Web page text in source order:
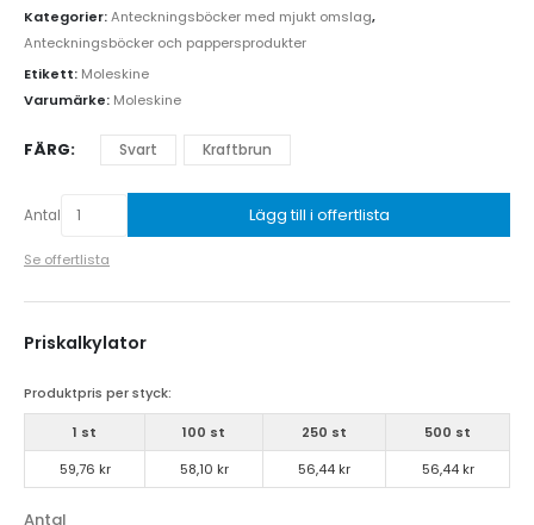
Kategorier:Anteckningsböcker med mjukt omslag,
Anteckningsböcker och pappersprodukter
Etikett: Moleskine
Varumärke: Moleskine
FÄRG Svart Kraftbrun
Antal Lägg till i offertlista
Se offertlista
Priskalkylator
Produktpris per styck:
1 st 100 st 250 st
500 st
59,76 kr
58,10 kr 56,44 kr 56,44 kr
Antal